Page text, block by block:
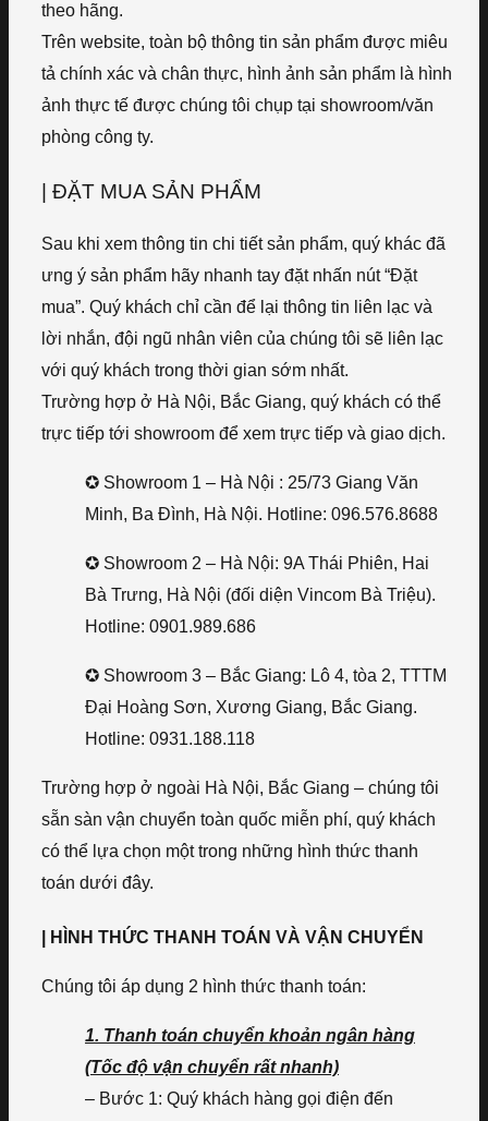
theo hãng.
Trên website, toàn bộ thông tin sản phẩm được miêu
tả chính xác và chân thực, hình ảnh sản phẩm là hình
ảnh thực tế được chúng tôi chụp tại showroom/văn
phòng công ty.
| ĐẶT MUA SẢN PHẨM
Sau khi xem thông tin chi tiết sản phẩm, quý khác đã
ưng ý sản phẩm hãy nhanh tay đặt nhấn nút “Đặt
mua”. Quý khách chỉ cần để lại thông tin liên lạc và
lời nhắn, đội ngũ nhân viên của chúng tôi sẽ liên lạc
với quý khách trong thời gian sớm nhất.
Trường hợp ở Hà Nội, Bắc Giang, quý khách có thể
trực tiếp tới showroom để xem trực tiếp và giao dịch.
✪ Showroom 1 – Hà Nội : 25/73 Giang Văn
Minh, Ba Đình, Hà Nội. Hotline: 096.576.8688
✪ Showroom 2 – Hà Nội: 9A Thái Phiên, Hai
Bà Trưng, Hà Nội (đối diện Vincom Bà Triệu).
Hotline: 0901.989.686
✪ Showroom 3 – Bắc Giang: Lô 4, tòa 2, TTTM
Đại Hoàng Sơn, Xương Giang, Bắc Giang.
Hotline: 0931.188.118
Trường hợp ở ngoài Hà Nội, Bắc Giang – chúng tôi
sẵn sàn vận chuyển toàn quốc miễn phí, quý khách
có thể lựa chọn một trong những hình thức thanh
toán dưới đây.
| HÌNH THỨC THANH TOÁN VÀ VẬN CHUYỂN
Chúng tôi áp dụng 2 hình thức thanh toán:
1. Thanh toán chuyển khoản ngân hàng
(Tốc độ vận chuyển rất nhanh)
– Bước 1: Quý khách hàng gọi điện đến